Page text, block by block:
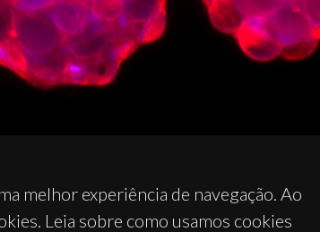
melhor experiência de navegação. Ao
Leia sobre como usamos cookies